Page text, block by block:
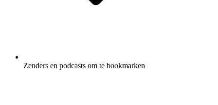
Zenders en podcasts om te bookmarken